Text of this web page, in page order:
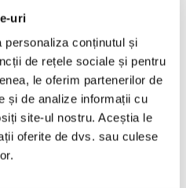
uri
personaliza conținutul și
de rețele sociale și pentru
le oferim partenerilor de
și de analize informații cu
site-ul nostru. Aceștia le
oferite de dvs. sau culese